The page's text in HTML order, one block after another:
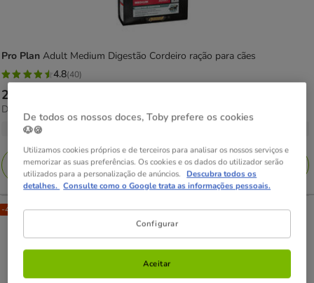
Pro Plan Adult Medium Digestão Cordeiro ração para cães
4.8
estrelas
com
avaliações
4.8(40)
Preço
de
24.29€
123.46€
24.29€
3.82€
Desde 3.82€ / kg
Adicionar
-40% na 2ª un.
De todos os nossos doces, Toby prefere os cookies
🐶🍪
Utilizamos cookies próprios e de terceiros para analisar os nossos serviços e
memorizar as suas preferências. Os cookies e os dados do utilizador serão
utilizados para a personalização de anúncios. Descubra todos os
detalhes. Consulte como o Google trata as informações pessoais.
Configurar
Aceitar